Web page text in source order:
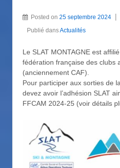
Posted on 25 septembre 2024
Publié dansActualités
Le SLAT MONTAGNE est
fédération française des clubs
(anciennement CAF).
Pour participer aux sorties de
devez avoir l’adhésion SLAT
FFCAM 2024-25 (voir détails